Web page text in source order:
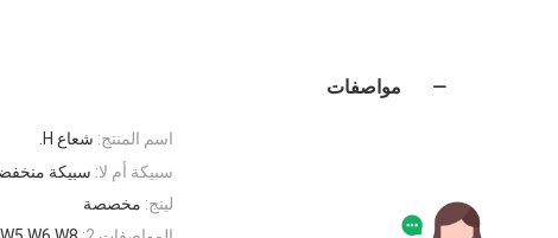
مواصفات
اسم المنتج: شعاع H.
سبيكة أم لا: سبيكة
لينج: مخصصة